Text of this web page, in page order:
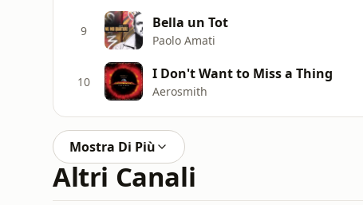
9 Bella un Tot
Paolo Amati
10 I Don't Want to Miss a Thing
Aerosmith
Mostra Di Più
Altri Canali